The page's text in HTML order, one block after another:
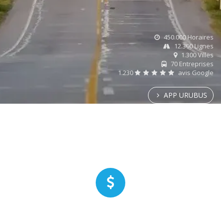
450.000 Horaires
12.300 Lignes
1.300 Villes
70 Entreprises
1.230
avis Google
APP URUBUS